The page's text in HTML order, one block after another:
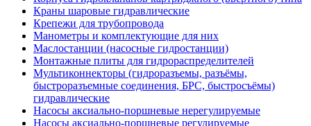
Краны шаровые гидравлические
Крепежи для трубопровода
Манометры и комплектующие для них
Маслостанции (насосные гидростанции)
Монтажные плиты для гидрораспределителей
Мультиконнекторы (гидроразъемы, разъёмы,
быстроразъемные соединения, БРС, быстросъёмы)
гидравлические
Насосы аксиально-поршневые нерегулируемые
Насосы аксиально-поршневые регулируемые